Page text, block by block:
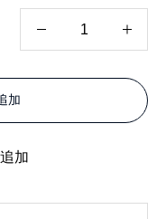
ル
ポ
加
加